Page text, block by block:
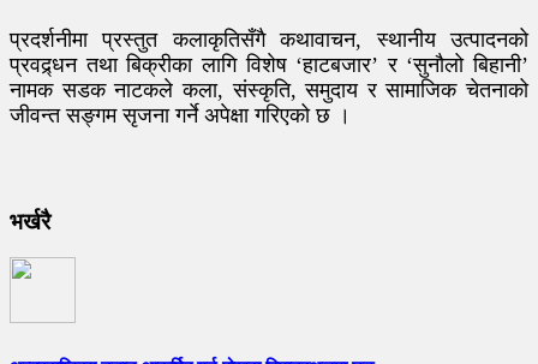
प्रदर्शनीमा प्रस्तुत कलाकृतिसँगै कथावाचन, स्थानीय उत्पादनको
प्रवद्र्धन तथा बिक्रीका लागि विशेष ‘हाटबजार’ र ‘सुनौलो बिहानी’
नामक सडक नाटकले कला, संस्कृति, समुदाय र सामाजिक चेतनाको
जीवन्त सङ्गम सृजना गर्ने अपेक्षा गरिएको छ ।
भर्खरै